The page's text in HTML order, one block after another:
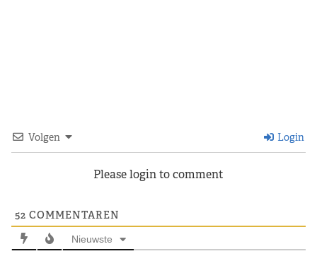
Volgen Login
Please login to comment
52 COMMENTAREN
Nieuwste